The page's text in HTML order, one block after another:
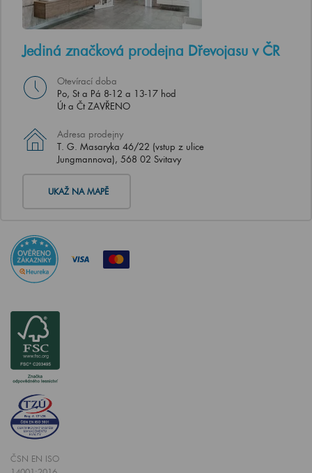
Jediná značková prodejna Dřevojasu v ČR
Otevírací doba
Po, St a Pá 8-12 a 13-17 hod
Út a Čt ZAVŘENO
Adresa prodejny
T. G. Masaryka 46/22 (vstup z ulice
Jungmannova), 568 02 Svitavy
UKAŽ NA MAPĚ
ČSN EN ISO